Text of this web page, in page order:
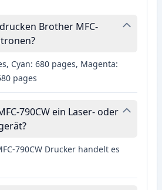
Brother MFC-
Cyan: 680 pages, Magenta:
pages
790CW ein Laser- oder
790CW Drucker handelt es